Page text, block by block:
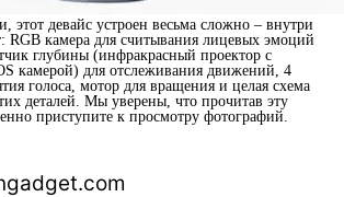
этот девайс устроен весьма сложно – внутри
RGB камера для считывания лицевых эмоций
глубины (инфракрасный проектор с
камерой) для отслеживания движений, 4
голоса, мотор для вращения и целая схема
деталей. Мы уверены, что прочитав эту
приступите к просмотру фотографий.